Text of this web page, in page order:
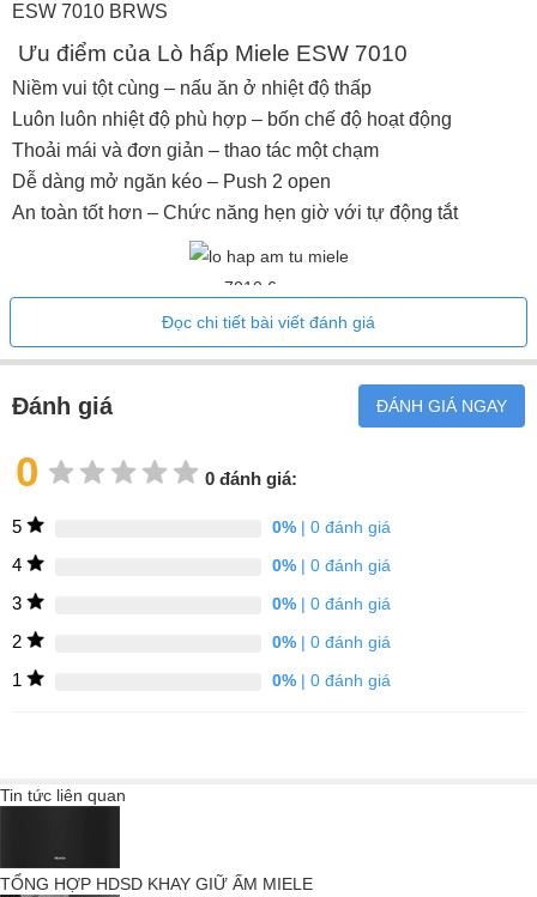
ESW 7010 BRWS
Ưu điểm của Lò hấp Miele ESW 7010
Niềm vui tột cùng – nấu ăn ở nhiệt độ thấp
Luôn luôn nhiệt độ phù hợp – bốn chế độ hoạt động
Thoải mái và đơn giản – thao tác một chạm
Dễ dàng mở ngăn kéo – Push 2 open
An toàn tốt hơn – Chức năng hẹn giờ với tự động tắt
Điều này giúp bạn linh hoạt: ngăn kéo tự động tắt sau thời gian
được lập trình.
nghệ mới nhất thông qua bảng điều khiển cảm ứng gắn liền.
Bốn chế độ hoạt động
Đẩy Open
Đọc chi tiết bài viết đánh giá
Đánh giá ĐÁNH GIÁ NGAY
0 0 đánh giá:
5 0%| 0 đánh giá
4 0%| 0 đánh giá
3 0%| 0 đánh giá
2 0%| 0 đánh giá
1 0%| 0 đánh giá
Tin tức liên quan
TỔNG HỢP HDSD KHAY GIỮ ẤM MIELE